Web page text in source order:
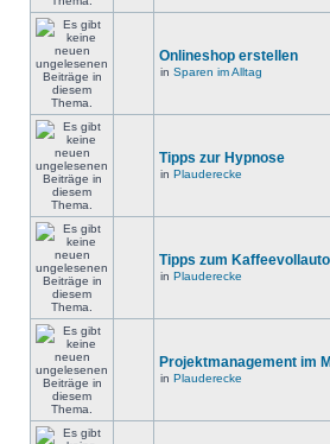
Onlineshop erstellen
in Sparen im Alltag
Tipps zur Hypnose
in Plauderecke
Tipps zum
in Plauderecke
Projektmanagement im
in Plauderecke